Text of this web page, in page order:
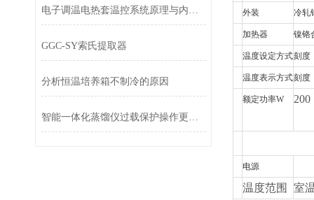
外装 冷轧
加热器 镍铬
温度设定方式刻度
温度表示方式刻度
额定功率W 200
电源
温度范围 室
电子调温电热套温控系统原理与内部结构拆解
GGC-SY索氏提取器
分析恒温培养箱不制冷的原因
智能一体化蒸馏仪过载保护操作更安全